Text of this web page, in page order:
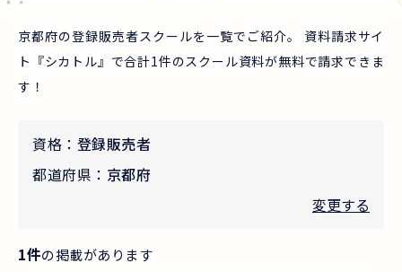
京都府の登録販売者スクールを一覧でご紹介。 資料請求サイ
ト『シカトル』で合計1件のスクール資料が無料で請求できま
す！
資格： 登録販売者
都道府県： 京都府
変更する
1件の掲載があります